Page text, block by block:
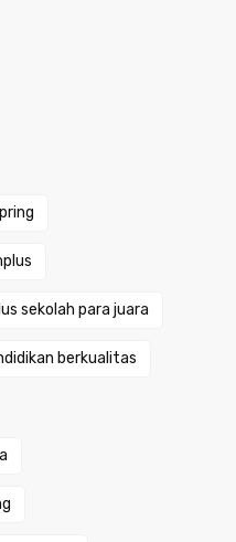
sekolah para juara
berkualitas